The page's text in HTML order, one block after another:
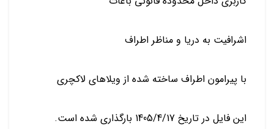
اشرافیت به دریا و مناظر اطراف
با پیرامون اطراف ساخته شده از ویلاهای لاکچری
این فایل در تاریخ 1405/4/17 بارگذاری شده است.